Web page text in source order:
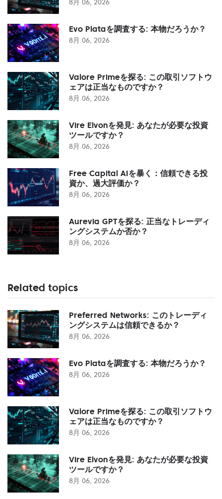
8月 06, 2026
Evo Plataを調査する: 本物だろうか？
8月 06, 2026
Valore Primeを探る: この取引ソフトウ
ェアは正当なものですか？
8月 06, 2026
Vire Elvonを発見: あなたが必要な投資
ツールですか？
8月 06, 2026
Free Capital AIを暴く：信頼できる投
資か、過大評価か？
8月 06, 2026
Aurevia GPTを探る: 正当なトレーディ
ングシステムか否か？
8月 06, 2026
Related topics
Preferred Networks: このトレーディ
ングシステムは信頼できるか？
8月 06, 2026
Evo Plataを調査する: 本物だろうか？
8月 06, 2026
Valore Primeを探る: この取引ソフトウ
ェアは正当なものですか？
8月 06, 2026
Vire Elvonを発見: あなたが必要な投資
ツールですか？
8月 06, 2026